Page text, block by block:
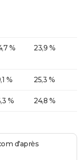
% 23,9 %
% 25,3 %
% 24,8 %
d'après